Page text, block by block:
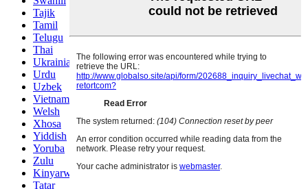
Tajik
Tamil
Telugu
Thai
Ukrainian
Urdu
Uzbek
Vietnamese
Welsh
Xhosa
Yiddish
Yoruba
Zulu
Kinyarwanda
Tatar